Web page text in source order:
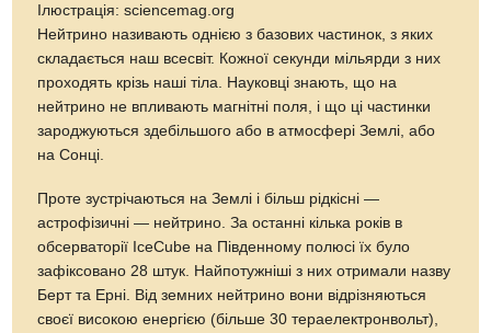
Ілюстрація: sciencemag.org
Нейтрино називають однією з базових частинок, з яких
складається наш всесвіт. Кожної секунди мільярди з них
проходять крізь наші тіла. Науковці знають, що на
нейтрино не впливають магнітні поля, і що ці частинки
зароджуються здебільшого або в атмосфері Землі, або
на Сонці.
Проте зустрічаються на Землі і більш рідкісні —
астрофізичні — нейтрино. За останні кілька років в
обсерваторії IceCube на Південному полюсі їх було
зафіксовано 28 штук. Найпотужніші з них отримали назву
Берт та Ерні. Від земних нейтрино вони відрізняються
своєї високою енергією (більше 30 тераелектронвольт),